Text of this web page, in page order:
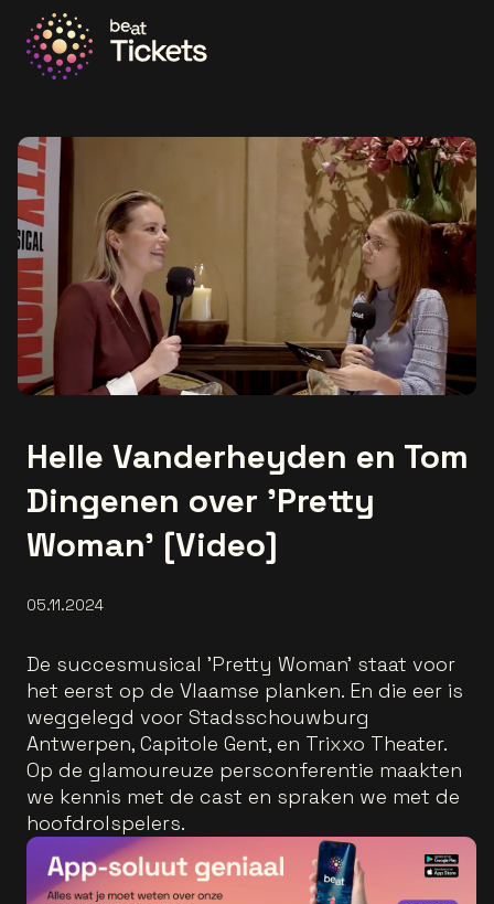
Helle Vanderheyden en Tom
Dingenen over 'Pretty
Woman' [Video]
05.11.2024
De succesmusical 'Pretty Woman' staat voor
het eerst op de Vlaamse planken. En die eer is
weggelegd voor Stadsschouwburg
Antwerpen, Capitole Gent, en Trixxo Theater.
Op de glamoureuze persconferentie maakten
we kennis met de cast en spraken we met de
hoofdrolspelers.